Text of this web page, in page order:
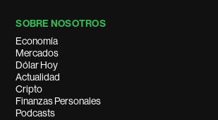
SOBRE NOSOTROS
Economía
Mercados
Dólar Hoy
Actualidad
Cripto
Finanzas Personales
Podcasts